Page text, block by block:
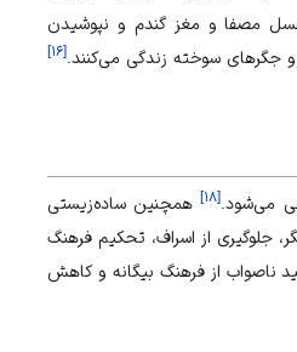
عسل مصفا و مغز گندم و نپوشیدن
جگرهای سوخته زندگی می‌کنند. [۱۶]
می‌شود. [۱۸]همچنین ساده‌زیستی
جلوگیری از اسراف، تحکیم‌ فرهنگ
ناصواب از فرهنگ بیگانه و کاهش